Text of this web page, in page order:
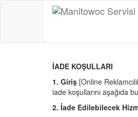
İADE KOŞULLARI
1. Giriş [Online
iade koşullarını aşağıda
2. İade Edilebilecek